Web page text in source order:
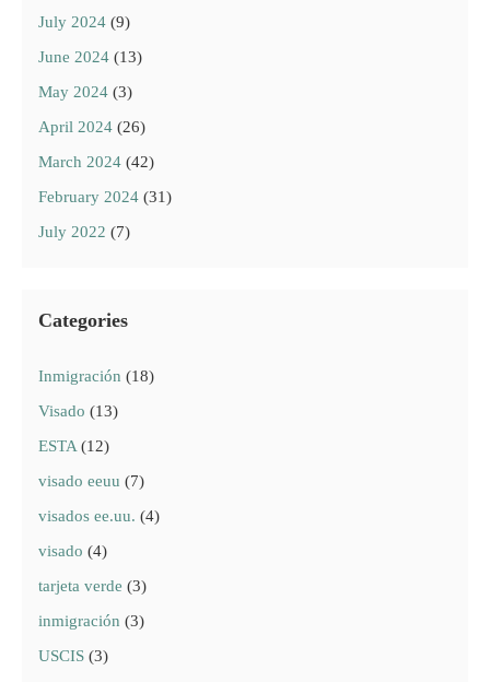
July 2024 (9)
June 2024 (13)
May 2024 (3)
April 2024 (26)
March 2024 (42)
February 2024 (31)
July 2022 (7)
Categories
Inmigración (18)
Visado (13)
ESTA(12)
visado eeuu (7)
visados ee.uu. (4)
visado (4)
tarjeta verde (3)
inmigración (3)
USCIS (3)